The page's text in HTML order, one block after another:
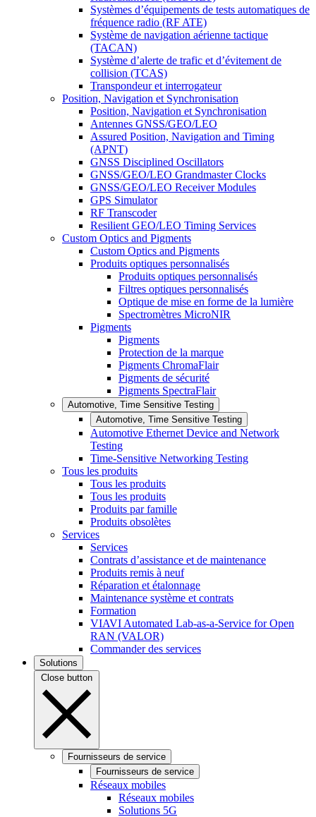
Systèmes d’équipements de tests automatiques de
fréquence radio (RF ATE)
Système de navigation aérienne tactique
(TACAN)
Système d’alerte de trafic et d’évitement de
collision (TCAS)
Transpondeur et interrogateur
Position, Navigation et Synchronisation
Position, Navigation et Synchronisation
Antennes GNSS/GEO/LEO
Assured Position, Navigation and Timing
(APNT)
GNSS Disciplined Oscillators
GNSS/GEO/LEO Grandmaster Clocks
GNSS/GEO/LEO Receiver Modules
GPS Simulator
RF Transcoder
Resilient GEO/LEO Timing Services
Custom Optics and Pigments
Custom Optics and Pigments
Produits optiques personnalisés
Produits optiques personnalisés
Filtres optiques personnalisés
Optique de mise en forme de la lumière
Spectromètres MicroNIR
Pigments
Pigments
Protection de la marque
Pigments ChromaFlair
Pigments de sécurité
Pigments SpectraFlair
Automotive, Time Sensitive Testing
Automotive, Time Sensitive Testing
Automotive Ethernet Device and Network
Testing
Time-Sensitive Networking Testing
Tous les produits
Tous les produits
Tous les produits
Produits par famille
Produits obsolètes
Services
Services
Contrats d’assistance et de maintenance
Produits remis à neuf
Réparation et étalonnage
Maintenance système et contrats
Formation
VIAVI Automated Lab-as-a-Service for Open
RAN (VALOR)
Commander des services
Solutions
Close button
Fournisseurs de service
Fournisseurs de service
Réseaux mobiles
Réseaux mobiles
Solutions 5G